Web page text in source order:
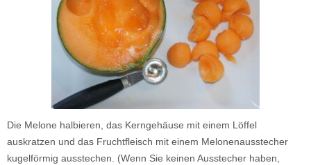
Die Melone halbieren, das Kerngehäuse mit einem Löffel
auskratzen und das Fruchtfleisch mit einem Melonenausstecher
kugelförmig ausstechen. (Wenn Sie keinen Ausstecher haben,